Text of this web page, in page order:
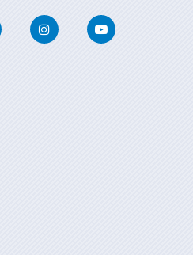
Twitter InstagramYoutube